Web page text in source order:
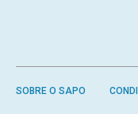
SOBRE O SAPO